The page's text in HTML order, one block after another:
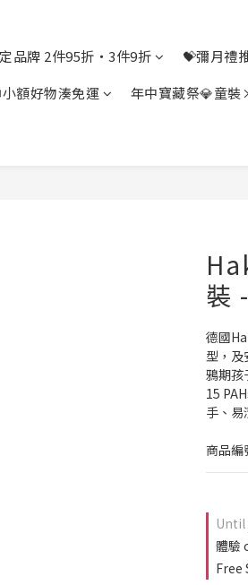
品牌 2件95折・3件9折 💝彌月禮
額好物湊免運
年中寶藏祭💎童
裝
德國
型，及
鴉期孩
15
手、易
商品編
Until
體驗
Free